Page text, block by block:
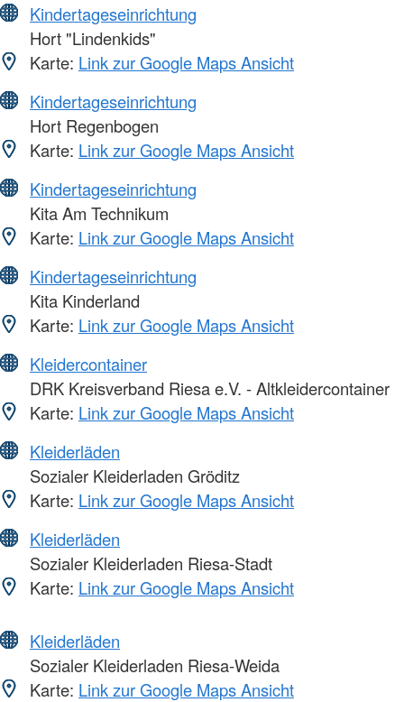
Kindertageseinrichtung
Hort "Lindenkids"
Karte: Link zur Google Maps Ansicht
Kindertageseinrichtung
Hort Regenbogen
Karte: Link zur Google Maps Ansicht
Kindertageseinrichtung
Kita Am Technikum
Karte: Link zur Google Maps Ansicht
Kindertageseinrichtung
Kita Kinderland
Karte: Link zur Google Maps Ansicht
Kleidercontainer
DRK Kreisverband Riesa e.V. - Altkleidercontainer
Karte: Link zur Google Maps Ansicht
Kleiderläden
Sozialer Kleiderladen Gröditz
Karte: Link zur Google Maps Ansicht
Kleiderläden
Sozialer Kleiderladen Riesa-Stadt
Karte: Link zur Google Maps Ansicht
Kleiderläden
Sozialer Kleiderladen Riesa-Weida
Karte: Link zur Google Maps Ansicht